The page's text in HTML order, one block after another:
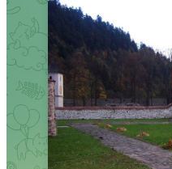
Nechýbal ani James
Daily Mail: „Sú verejne
ukazujú, ako sa
Ceute pokúšajú vlámať
Prieskum biskupskej
brazílskymi katolíkmi:
politiky a málo
viery